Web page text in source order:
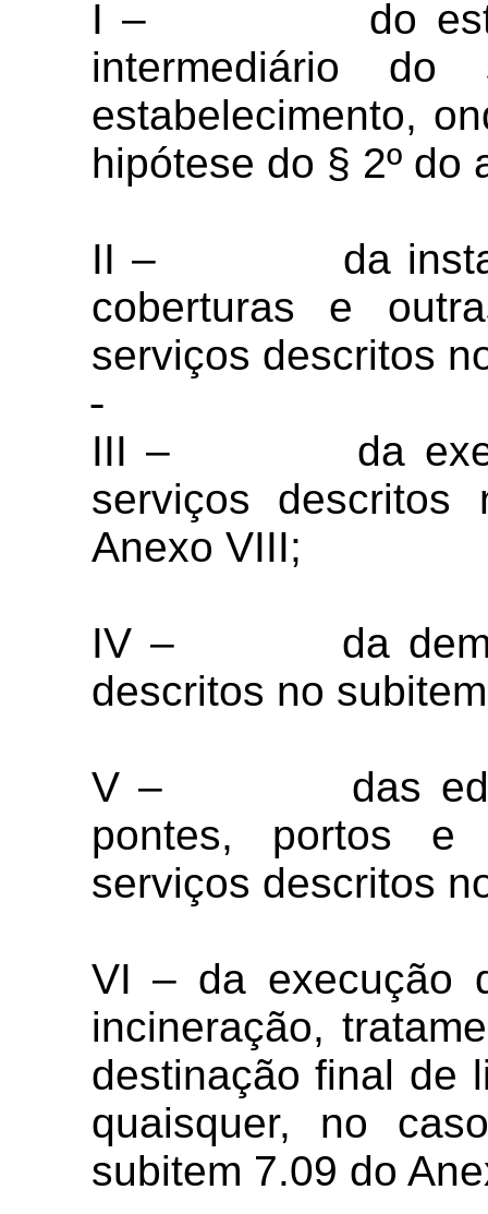
I – do
intermediário
estabelecimento,
hipótese do § 2º do
II – da
coberturas e
serviços descritos
III – da
serviços
Anexo VIII;
IV – da
descritos no
V – das
pontes, portos e
serviços descritos
VI – da execução
incineração,
destinação final de
quaisquer, no
subitem 7.09 do